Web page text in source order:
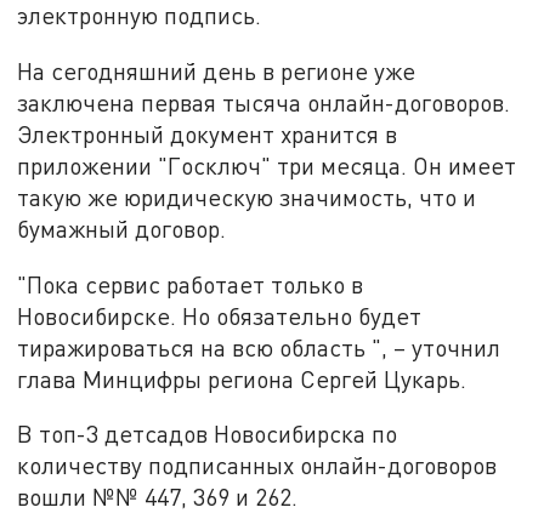
электронную подпись.
На сегодняшний день в регионе уже
заключена первая тысяча онлайн-договоров.
Электронный документ хранится в
приложении "Госключ" три месяца. Он имеет
такую же юридическую значимость, что и
бумажный договор.
"Пока сервис работает только в
Новосибирске. Но обязательно будет
тиражироваться на всю область ", – уточнил
глава Минцифры региона Сергей Цукарь.
В топ-3 детсадов Новосибирска по
количеству подписанных онлайн-договоров
вошли №№ 447, 369 и 262.